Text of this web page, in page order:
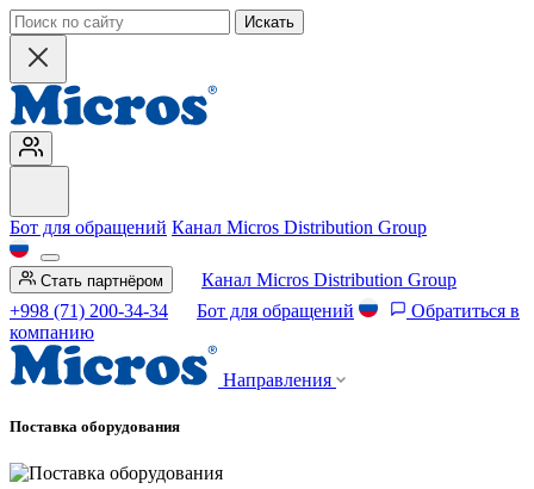
Искать
Бот для обращений Канал Micros Distribution Group
Стать партнёром
Канал Micros Distribution Group
+998 (71) 200-34-34
Бот для обращений
Обратиться в
компанию
Направления
Поставка оборудования